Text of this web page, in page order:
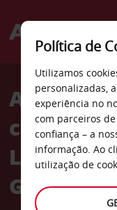
Welcome
AvisAluguer
carros
Política de
Utilizamos
personalizadas,
experiência no
com parceiros
confiança – a
informação. Ao
utilização de